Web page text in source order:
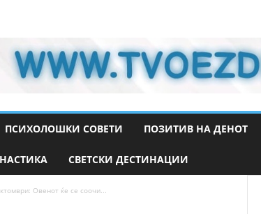
ПСИХОЛОШКИ СОВЕТИ ПОЗИТИВ НА ДЕНОТ
СВЕТСКИ ДЕСТИНАЦИИ
Овенот ќе се соочи...